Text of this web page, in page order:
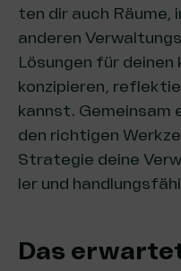
ten dir auch Räu­me,
ande­ren
Lösun­gen für
kon­zi­pie­ren,
kannst. Gemein­sam
den rich­ti­gen
Stra­te­gie dei­ne
ler und
Das